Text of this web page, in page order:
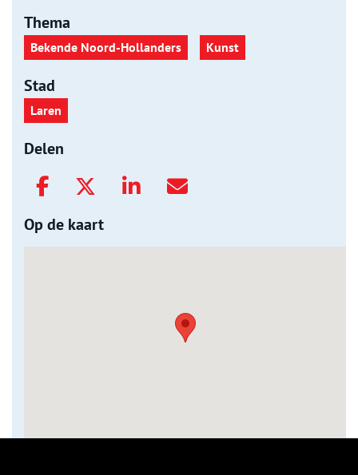
Thema
Bekende Noord-Hollanders Kunst
Stad
Laren
Delen
Op de kaart